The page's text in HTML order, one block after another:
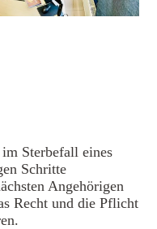
Sterbefall eines
Schritte
Angehörigen
Recht und die Pflicht